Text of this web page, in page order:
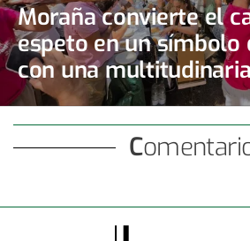
Moraña convierte el
espeto en un símbolo
con una
3.500 comensales